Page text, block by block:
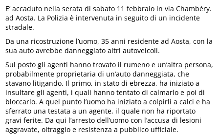
E’ accaduto nella serata di sabato 11 febbraio in via Chambéry.
ad Aosta. La Polizia è intervenuta in seguito di un incidente
stradale.
Da una ricostruzione l’uomo, 35 anni residente ad Aosta, con la
sua auto avrebbe danneggiato altri autoveicoli.
Sul posto gli agenti hanno trovato il rumeno e un’altra persona,
probabilmente proprietaria di un’auto danneggiata, che
stavano litigando. Il primo, in stato di ebrezza, ha iniziato a
insultare gli agenti, i quali hanno tentato di calmarlo e poi di
bloccarlo. A quel punto l’uomo ha iniziato a colpirli a calci e ha
sferrato una testata a un agente, il quale non ha riportato
gravi ferite. Da qui l’arresto dell’uomo con l’accusa di lesioni
aggravate, oltraggio e resistenza a pubblico ufficiale.